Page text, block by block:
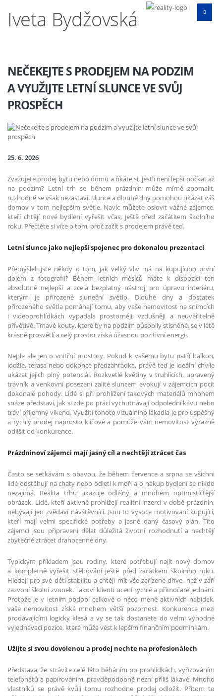
Iveta Bydžovská
NEČEKEJTE S PRODEJEM NA PODZIM
A VYUŽIJTE LETNÍ SLUNCE VE SVŮJ
PROSPĚCH
25. 6. 2026
Zvažujete prodej bytu nebo domu a říkáte si, jestli není lepší počkat až
na podzim? Letní trh se během prázdnin může mírně zpomalit,
rozhodně se však nezastaví. Slunce a dlouhé dny pomohou ukázat váš
domov v tom nejlepším světle. Navíc můžete oslovit vážné zájemce,
kteří chtějí nové bydlení vyřešit včas, ještě před začátkem školního
roku. Přečtěte si více o tom, proč začít s prodejem právě teď.
Letní slunce jako nejlepší spojenec pro dokonalou prezentaci
Přemýšleli jste někdy o tom, jak velký vliv má na kupujícího první
dojem z fotografií? Během letních měsíců máte k dispozici ten
absolutně nejlepší a zcela bezplatný nástroj pro úpravu interiéru,
kterým je přirozené sluneční světlo. Dlouhé dny a dostatek
přirozeného světla pomáhají tomu, aby vaše nemovitost na snímcích
i videoprohlídkách vypadala prostorněji, vzdušněji a neuvěřitelně
přívětivě. Tmavé kouty, které by na podzim působily stísněně, se v létě
krásně prosvětlí a celý prostor získá úžasnou pozitivní energii.
Nejde ale jen o vnitřní prostory. Pokud k vašemu bytu patří balkon,
lodžie, terasa nebo dokonce předzahrádka, právě teď je ideální chvíle
ukázat jejich plný potenciál. Rozkvetlé květiny v truhlících, upravený
trávník a venkovní posezení zalité sluncem evokují v zájemcích pocit
dokonalé pohody. Lidé si při prohlížení takových materiálů mnohem
snáze představí, jak si zde po práci vychutnávají odpolední kávu nebo
tráví příjemný víkend. Využití tohoto vizuálního lákadla je pro úspěšný
a rychlý prodej naprosto klíčové a pomůže vám nemovitost výrazně
odlišit od konkurence.
Prázdninoví zájemci mají jasný cíl a nechtějí ztrácet čas
Často se setkávám s obavou, že během července a srpna se všichni
lidé odstěhují na chaty nebo odletí k moři a o nákup bydlení se nikdo
nezajímá. Realita trhu ukazuje odlišný a mnohem optimističtější
obrázek. Lidé, kteří aktivně prohlížejí realitní inzerci v době prázdnin,
nebývají jen zvědaví návštěvníci. Jsou to vysoce motivovaní kupující,
kteří mají velmi specifické potřeby a jasně daný časový plán. Tito
zájemci jsou připraveni dělat důležitá životní rozhodnutí a nechtějí
zbytečně ztrácet drahocenné dny.
Typickým příkladem jsou rodiny, které potřebují najít nový domov
a kompletně vyřešit stěhování ještě před začátkem školního roku.
Hledají pro své děti stabilitu a chtějí mít vše zařízené dříve, než v září
zazvoní školní zvonek. Takoví klienti ocení rychlé a přímočaré jednání.
Protože je v letním období celkově o něco méně aktivních nabídek,
vaše nemovitost získá mnohem větší pozornost. Konkurence mezi
prodávajícími logicky klesá a vy se tak dostanete do velmi výhodné
vyjednávací pozice, která může vést k lepším finančním podmínkám.
Užijte si svou dovolenou a prodej nechte na profesionálech
Představa, že strávíte celé léto běháním po prohlídkách, vyřizováním
telefonátů a papírováním, pravděpodobně nezní příliš lákavě. Mnoho
vlastníků se právě kvůli tomu rozhodne prodej odložit. Přitom to